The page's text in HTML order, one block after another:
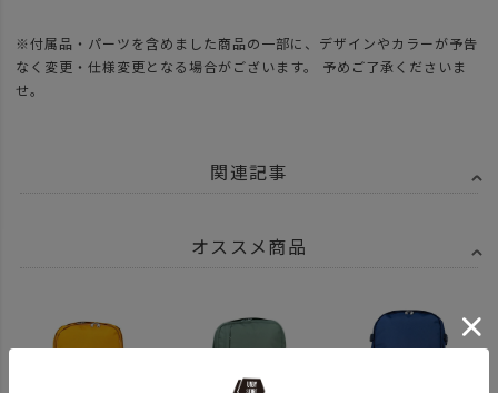
※付属品・パーツを含めました商品の一部に、デザインやカラーが予告
なく変更・仕様変更となる場合がございます。 予めご了承くださいま
せ。
関連記事
オススメ商品